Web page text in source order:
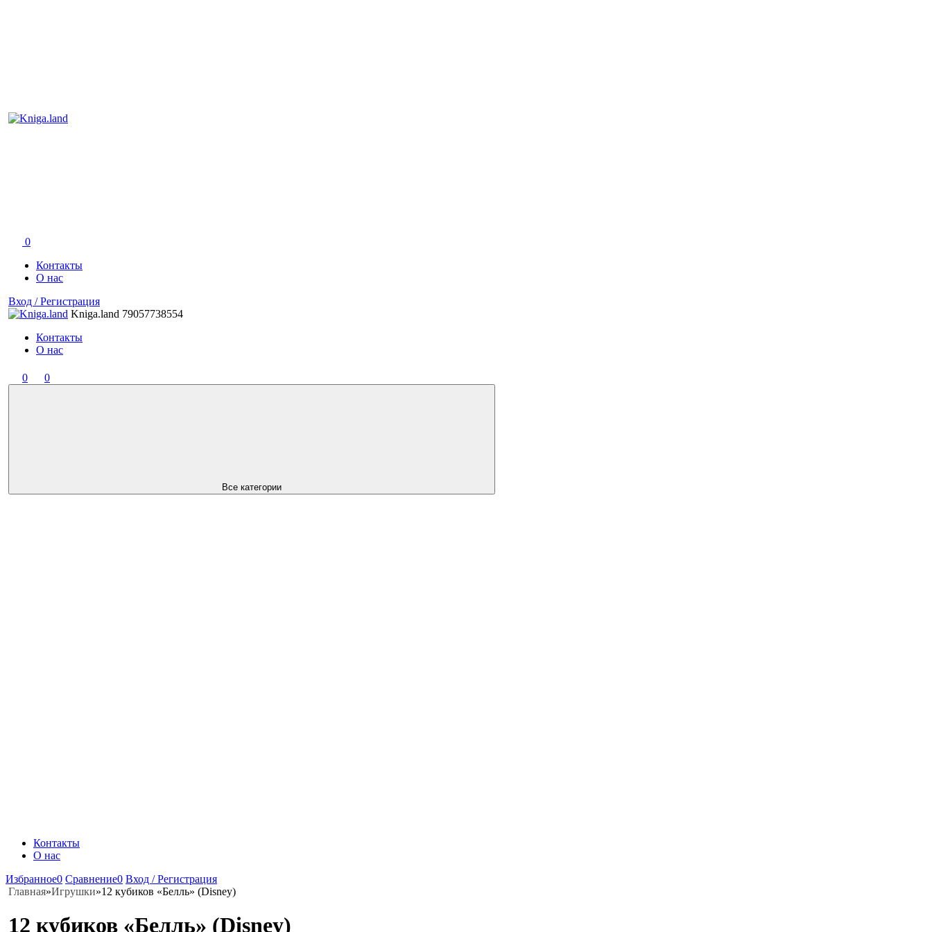
0
Контакты
О нас
Вход / Регистрация
Kniga.land 79057738554
Контакты
О нас
0 0
Все категории
Контакты
О нас
Избранное0 Сравнение0 Вход / Регистрация
Главная»Игрушки»12 кубиков «Белль» (Disney)
12 кубиков «Белль» (Disney)